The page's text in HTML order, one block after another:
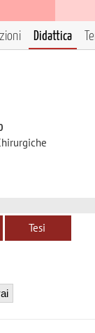
Didattica
Tesi